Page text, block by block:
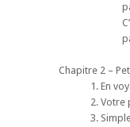
Chapitre 2 –
1. En
2. Votre
3.